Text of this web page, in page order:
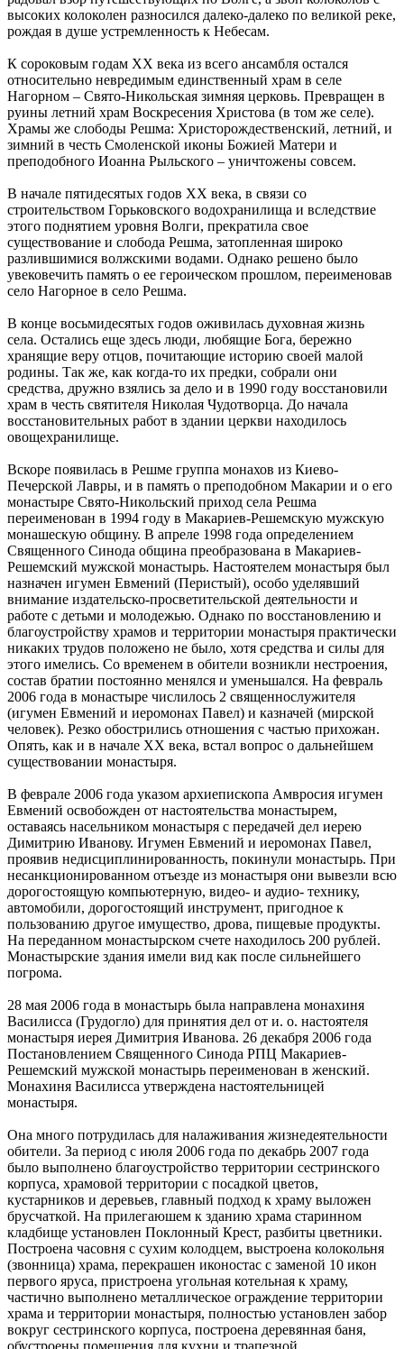
высоких колоколен разносился далеко-далеко по великой реке,
рождая в душе устремленность к Небесам.
К сороковым годам ХХ века из всего ансамбля остался
относительно невредимым единственный храм в селе
Нагорном – Свято-Никольская зимняя церковь. Превращен в
руины летний храм Воскресения Христова (в том же селе).
Храмы же слободы Решма: Христорождественский, летний, и
зимний в честь Смоленской иконы Божией Матери и
преподобного Иоанна Рыльского – уничтожены совсем.
В начале пятидесятых годов ХХ века, в связи со
строительством Горьковского водохранилища и вследствие
этого поднятием уровня Волги, прекратила свое
существование и слобода Решма, затопленная широко
разлившимися волжскими водами. Однако решено было
увековечить память о ее героическом прошлом, переименовав
село Нагорное в село Решма.
В конце восьмидесятых годов оживилась духовная жизнь
села. Остались еще здесь люди, любящие Бога, бережно
хранящие веру отцов, почитающие историю своей малой
родины. Так же, как когда-то их предки, собрали они
средства, дружно взялись за дело и в 1990 году восстановили
храм в честь святителя Николая Чудотворца. До начала
восстановительных работ в здании церкви находилось
овощехранилище.
Вскоре появилась в Решме группа монахов из Киево-
Печерской Лавры, и в память о преподобном Макарии и о его
монастыре Свято-Никольский приход села Решма
переименован в 1994 году в Макариев-Решемскую мужскую
монашескую общину. В апреле 1998 года определением
Священного Синода община преобразована в Макариев-
Решемский мужской монастырь. Настоятелем монастыря был
назначен игумен Евмений (Перистый), особо уделявший
внимание издательско-просветительской деятельности и
работе с детьми и молодежью. Однако по восстановлению и
благоустройству храмов и территории монастыря практически
никаких трудов положено не было, хотя средства и силы для
этого имелись. Со временем в обители возникли нестроения,
состав братии постоянно менялся и уменьшался. На февраль
2006 года в монастыре числилось 2 священнослужителя
(игумен Евмений и иеромонах Павел) и казначей (мирской
человек). Резко обострились отношения с частью прихожан.
Опять, как и в начале ХХ века, встал вопрос о дальнейшем
существовании монастыря.
В феврале 2006 года указом архиепископа Амвросия игумен
Евмений освобожден от настоятельства монастырем,
оставаясь насельником монастыря с передачей дел иерею
Димитрию Иванову. Игумен Евмений и иеромонах Павел,
проявив недисциплинированность, покинули монастырь. При
несанкционированном отъезде из монастыря они вывезли всю
дорогостоящую компьютерную, видео- и аудио- технику,
автомобили, дорогостоящий инструмент, пригодное к
пользованию другое имущество, дрова, пищевые продукты.
На переданном монастырском счете находилось 200 рублей.
Монастырские здания имели вид как после сильнейшего
погрома.
28 мая 2006 года в монастырь была направлена монахиня
Василисса (Грудогло) для принятия дел от и. о. настоятеля
монастыря иерея Димитрия Иванова. 26 декабря 2006 года
Постановлением Священного Синода РПЦ Макариев-
Решемский мужской монастырь переименован в женский.
Монахиня Василисса утверждена настоятельницей
монастыря.
Она много потрудилась для налаживания жизнедеятельности
обители. За период с июля 2006 года по декабрь 2007 года
было выполнено благоустройство территории сестринского
корпуса, храмовой территории с посадкой цветов,
кустарников и деревьев, главный подход к храму выложен
брусчаткой. На прилегаюшем к зданию храма старинном
кладбище установлен Поклонный Крест, разбиты цветники.
Построена часовня с сухим колодцем, выстроена колокольня
(звонница) храма, перекрашен иконостас с заменой 10 икон
первого яруса, пристроена угольная котельная к храму,
частично выполнено металлическое ограждение территории
храма и территории монастыря, полностью установлен забор
вокруг сестринского корпуса, построена деревянная баня,